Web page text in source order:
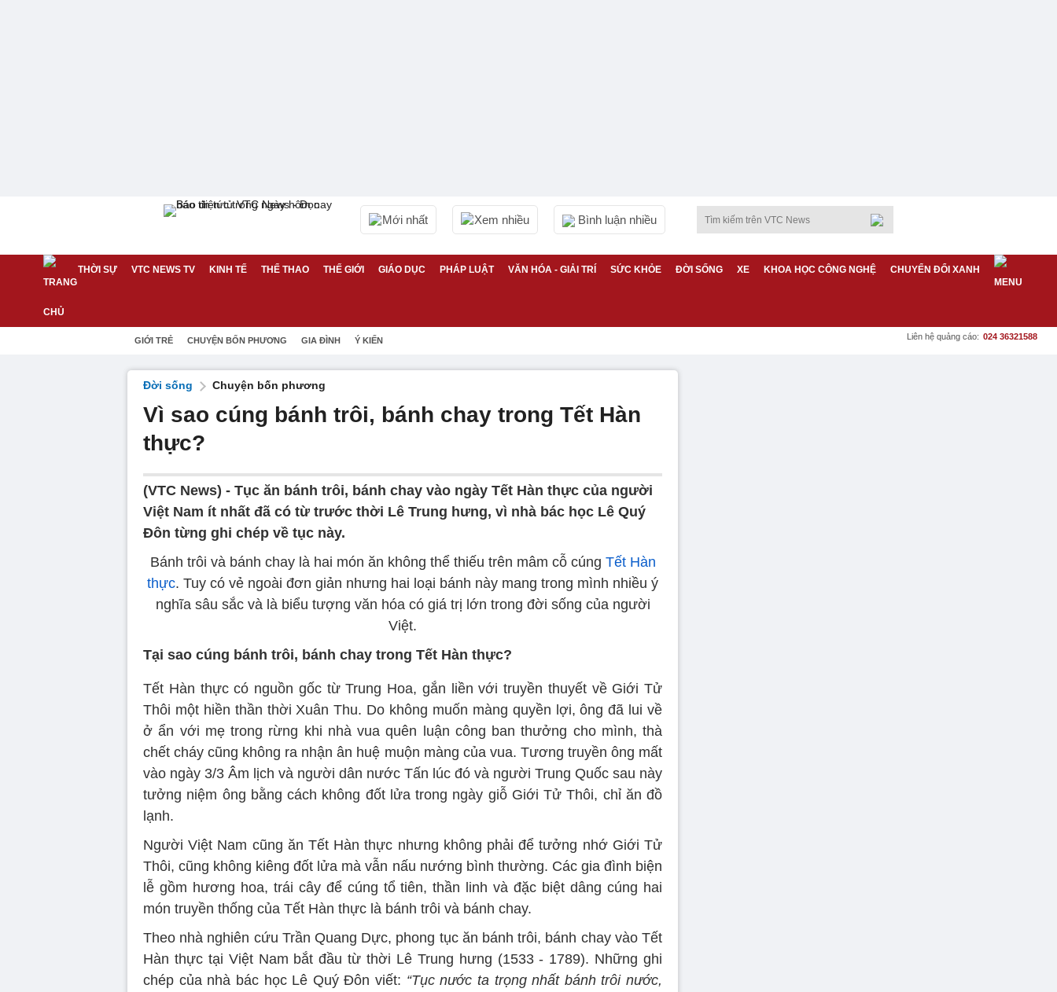
Mới nhất Xem nhiều Bình luận nhiều
THỜI SỰ VTC NEWS TV KINH TẾ THỂ THAO THẾ GIỚI GIÁO DỤC PHÁP LUẬT VĂN HÓA - GIẢI TRÍ SỨC KHỎE ĐỜI SỐNG XE KHOA HỌC CÔNG NGHỆ CHUYỂN ĐỔI XANH
GIỚI TRẺ CHUYỆN BỐN PHƯƠNG GIA ĐÌNH Ý KIẾN Liên hệ quảng cáo: 024 36321588
Đời sống Chuyện bốn phương
Vì sao cúng bánh trôi, bánh chay trong Tết Hàn
thực?
(VTC News) - Tục ăn bánh trôi, bánh chay vào ngày Tết Hàn thực của người
Việt Nam ít nhất đã có từ trước thời Lê Trung hưng, vì nhà bác học Lê Quý
Đôn từng ghi chép về tục này.
Bánh trôi và bánh chay là hai món ăn không thể thiếu trên mâm cỗ cúng Tết Hàn
thực. Tuy có vẻ ngoài đơn giản nhưng hai loại bánh này mang trong mình nhiều ý
nghĩa sâu sắc và là biểu tượng văn hóa có giá trị lớn trong đời sống của người
Việt.
Tại sao cúng bánh trôi, bánh chay trong Tết Hàn thực?
Tết Hàn thực có nguồn gốc từ Trung Hoa, gắn liền với truyền thuyết về Giới Tử
Thôi một hiền thần thời Xuân Thu. Do không muốn màng quyền lợi, ông đã lui về
ở ẩn với mẹ trong rừng khi nhà vua quên luận công ban thưởng cho mình, thà
chết cháy cũng không ra nhận ân huệ muộn màng của vua. Tương truyền ông mất
vào ngày 3/3 Âm lịch và người dân nước Tấn lúc đó và người Trung Quốc sau này
tưởng niệm ông bằng cách không đốt lửa trong ngày giỗ Giới Tử Thôi, chỉ ăn đồ
lạnh.
Người Việt Nam cũng ăn Tết Hàn thực nhưng không phải để tưởng nhớ Giới Tử
Thôi, cũng không kiêng đốt lửa mà vẫn nấu nướng bình thường. Các gia đình biện
lễ gồm hương hoa, trái cây để cúng tổ tiên, thần linh và đặc biệt dâng cúng hai
món truyền thống của Tết Hàn thực là bánh trôi và bánh chay.
Theo nhà nghiên cứu Trần Quang Dực, phong tục ăn bánh trôi, bánh chay vào Tết
Hàn thực tại Việt Nam bắt đầu từ thời Lê Trung hưng (1533 - 1789). Những ghi
chép của nhà bác học Lê Quý Đôn viết: “Tục nước ta trọng nhất bánh trôi nước,